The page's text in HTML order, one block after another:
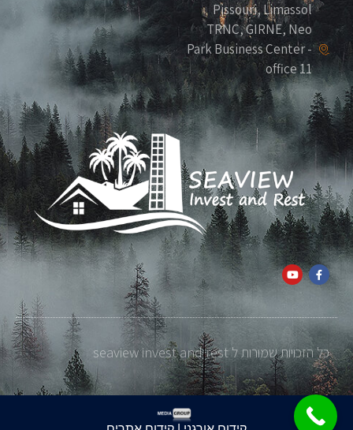
Pissouri, Limassol
TRNC, GIRNE, Neo
Park Business Center -
office 11
כל הזכויות שמורות ל seaview invest and rest